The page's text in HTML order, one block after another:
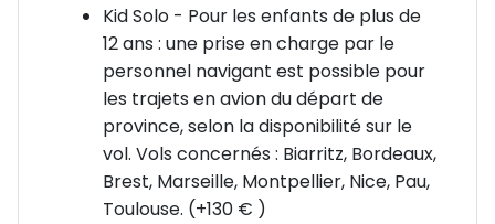
activités nautiques sur son lac.
🛶 Velenje : sensations fortes sur l’un des plus beaux
lacs du pays avec paddle, kayak et bouée tractée.
Exploration des grottes de Škocjan, classées à
🌲 Vallée de Logarska : randonnée au cœur d’une
Kid Solo - Pour les enfants de plus de
12 ans : une prise en charge par le
personnel navigant est possible pour
les trajets en avion du départ de
province, selon la disponibilité sur le
vol. Vols concernés : Biarritz, Bordeaux,
Brest, Marseille, Montpellier, Nice, Pau,
Toulouse. (+130 € )